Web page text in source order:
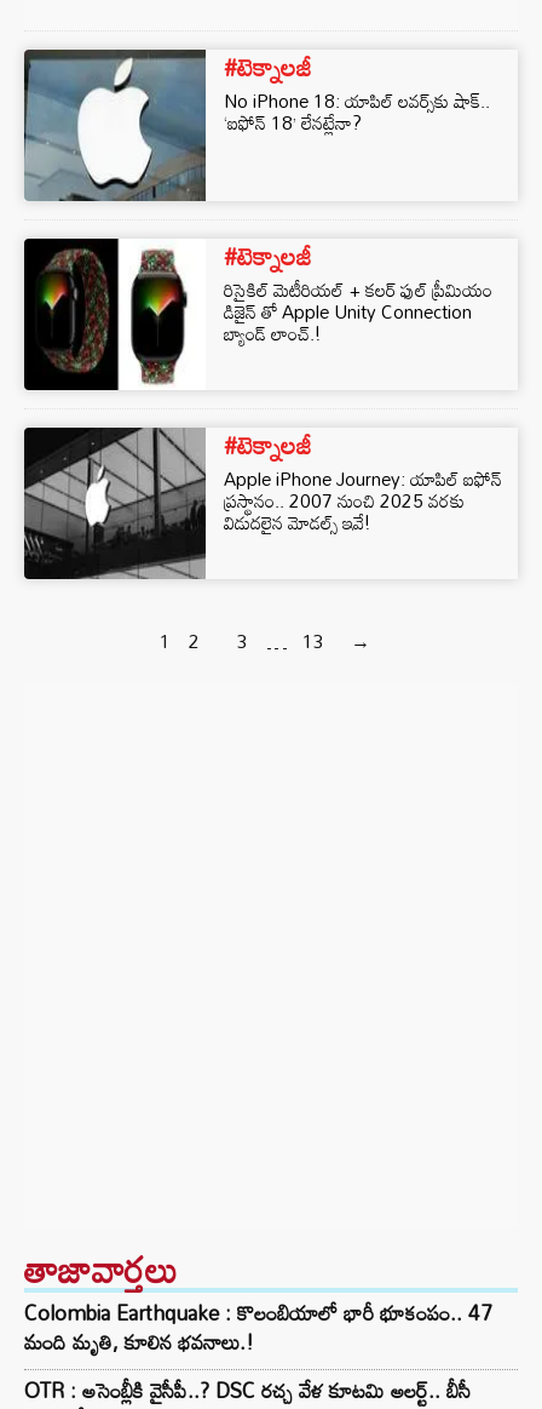
#టెక్నాలజీ
No iPhone 18: యాపిల్ లవర్స్‌కు షాక్..
‘ఐఫోన్ 18’ లేనట్లేనా?
#టెక్నాలజీ
రిసైకిల్ మెటీరియల్ + కలర్ ఫుల్ ప్రీమియం
డిజైన్ తో Apple Unity Connection
బ్యాండ్ లాంచ్.!
#టెక్నాలజీ
Apple iPhone Journey: యాపిల్ ఐఫోన్
ప్రస్థానం.. 2007 నుంచి 2025 వరకు
విడుదలైన మోడల్స్ ఇవే!
1 2 3 … 13 →
తాజావార్తలు
Colombia Earthquake : కొలంబియాలో భారీ భూకంపం.. 47
మంది మృతి, కూలిన భవనాలు.!
OTR : అసెంబ్లీకి వైసీపీ..? DSC రచ్చ వేళ కూటమి అలర్ట్.. బీసీ